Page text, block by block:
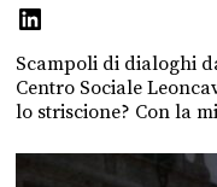
Scampoli di dialoghi
Centro Sociale
lo striscione? Con la